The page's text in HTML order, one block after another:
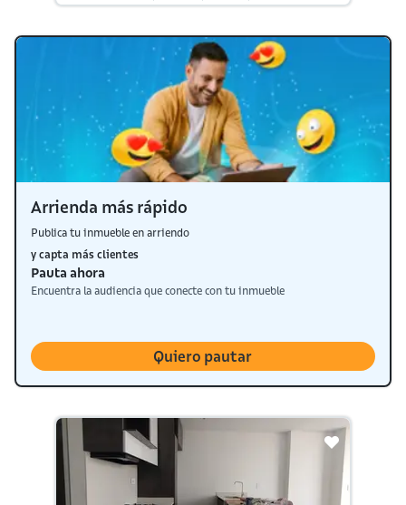
Arrienda más rápido
Publica tu inmueble en arriendo
y capta más clientes
Pauta ahora
Encuentra la audiencia que conecte con tu inmueble
Quiero pautar